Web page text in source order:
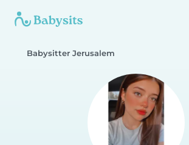
Babysitter Jerusalem